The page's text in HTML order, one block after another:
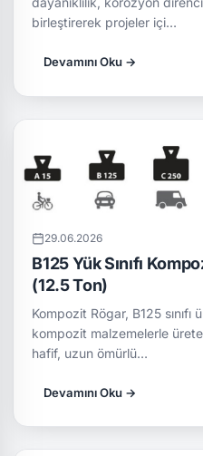
birleştirerek projeler içi…
Devamını Oku →
29.06.2026
B125 Yük Sınıfı
(12.5 Ton)
Kompozit Rögar, B125
kompozit malzemelerle
hafif, uzun ömürlü…
Devamını Oku →